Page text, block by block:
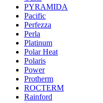
PYRAMIDA
Pacific
Perfezza
Perla
Platinum
Polar Heat
Polaris
Power
Protherm
ROCTERM
Rainford